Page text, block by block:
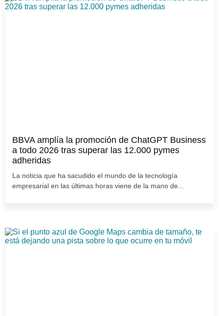
BBVA amplía la promoción de ChatGPT Business
a todo 2026 tras superar las 12.000 pymes
adheridas
La noticia que ha sacudido el mundo de la tecnología
empresarial en las últimas horas viene de la mano de...